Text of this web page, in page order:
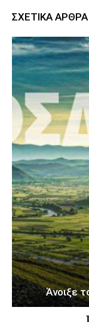
ΣΧΕΤΙΚΑ ΑΡΘΡΑ
Άνοιξε